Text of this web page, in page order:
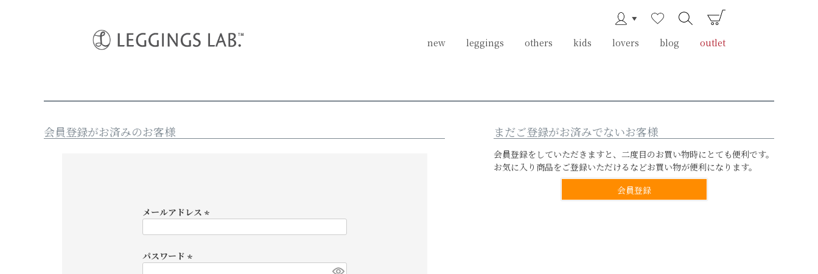
new leggings others kids lovers blog outlet
new leggings others kids lovers blog outlet
会員登録がお済みのお客様
メールアドレス
)
パスワード
まだご登録がお済みでないお客様
会員登録をしていただきますと、二度目のお買い物時にとても便利です。
お気に入り商品をご登録いただけるなどお買い物が便利になります。
会員登録